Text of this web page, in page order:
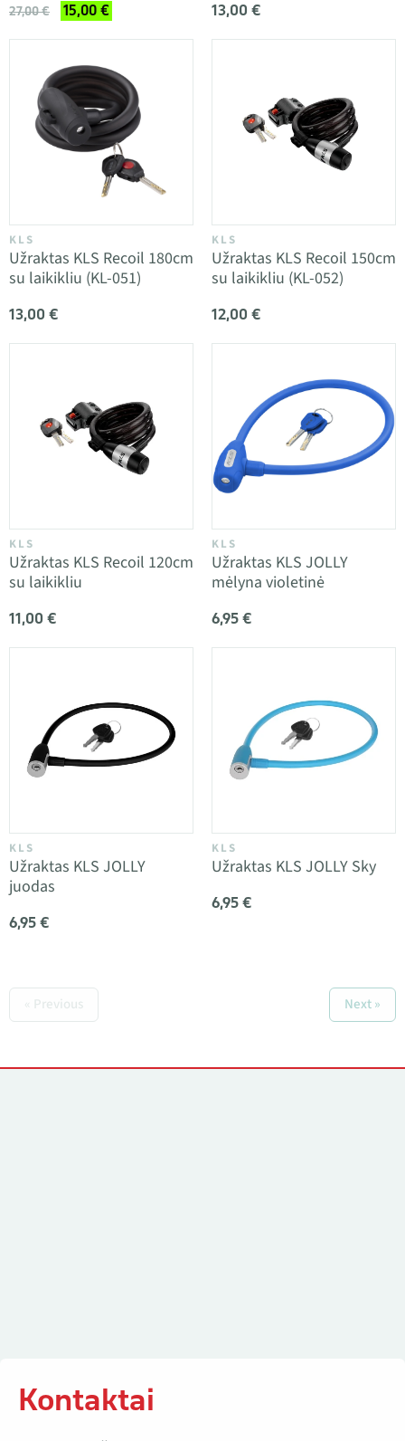
27,00 € 15,00 € 13,00 €
KLS
Užraktas KLS Recoil 180cm
su laikikliu (KL-051)
13,00 €
KLS
Užraktas KLS Recoil 150cm
su laikikliu (KL-052)
12,00 €
KLS
Užraktas KLS Recoil 120cm
su laikikliu
11,00 €
KLS
Užraktas KLS JOLLY
mėlyna violetinė
6,95 €
KLS
Užraktas KLS JOLLY
juodas
6,95 €
KLS
Užraktas KLS JOLLY Sky
6,95 €
« Previous Next »
Kontaktai